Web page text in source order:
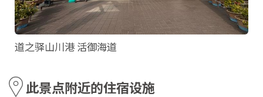
道之驿山川港 活御海道
此景点附近的住宿设施